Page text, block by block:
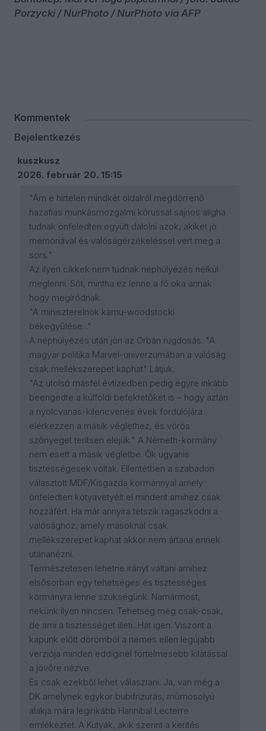
Porzycki / NurPhoto / NurPhoto via AFP
Kommentek
Bejelentkezés
kuszkusz
2026. február 20. 15:15
"Ám e hirtelen mindkét oldalról megdörrenő
hazafias munkásmozgalmi kórussal sajnos aligha
tudnak önfeledten együtt dalolni azok, akiket jó
memóriával és valóságérzékeléssel vert meg a
sors."
Az ilyen cikkek nem tudnak néphülyézés nélkül
meglenni. Sőt, mintha ez lenne a fő oka annak
hogy megíródnak.
"A miniszterelnök kamu-woodstocki
békegyűlése..."
A néphülyézés után jön az Orbán rugdosás. "A
magyar politika Marvel-univerzumában a valóság
csak mellékszerepet kaphat" Látjuk.
"Az utolsó másfél évtizedben pedig egyre inkább
beengedte a külföldi befektetőket is – hogy aztán
a nyolcvanas-kilencvenes évek fordulójára
elérkezzen a másik véglethez, és vörös
szőnyeget terítsen eléjük." A Németh-kormány
nem esett a másik végletbe. Ők ugyanis
tisztességesek voltak. Ellentétben a szabadon
választott MDF/Kisgazda kormánnyal amely
önfeledten kótyavetyélt el mindent amihez csak
hozzáfért. Ha már annyira tetszik ragaszkodni a
valósághoz, amely másoknál csak
mellékszerepet kaphat akkor nem ártana ennek
utánanézni.
Természetesen lehetne irányt váltani amihez
elsősorban egy tehetséges és tisztességes
kormányra lenne szükségünk. Namármost,
nekünk ilyen nincsen. Tehetség még csak-csak,
de ami a tisztességet illeti...Hát igen. Viszont a
kapunk előtt dörömböl a nemes ellen legújabb
verziója minden eddiginél förtelmesebb kilátással
a jövőre nézve.
És csak ezekből lehet választani. Ja, van még a
DK amelynek egykor bubifrizurás, műmosolyú
alakja mára leginkább Hannibal Lecterre
emlékeztet. A Kutyák, akik szerint a kerítés